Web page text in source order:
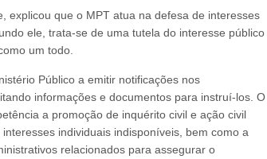
explicou que o MPT atua na defesa de interesses
ele, trata-se de uma tutela do interesse público
um todo.
Público a emitir notificações nos
informações e documentos para instruí-los. O
a promoção de inquérito civil e ação civil
individuais indisponíveis, bem como a
relacionados para assegurar o